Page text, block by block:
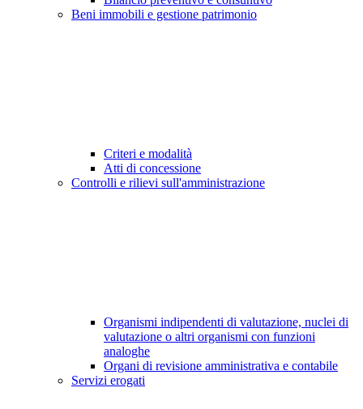
Beni immobili e gestione patrimonio
Criteri e modalità
Atti di concessione
Controlli e rilievi sull'amministrazione
Organismi indipendenti di valutazione, nuclei di
valutazione o altri organismi con funzioni
analoghe
Organi di revisione amministrativa e contabile
Servizi erogati